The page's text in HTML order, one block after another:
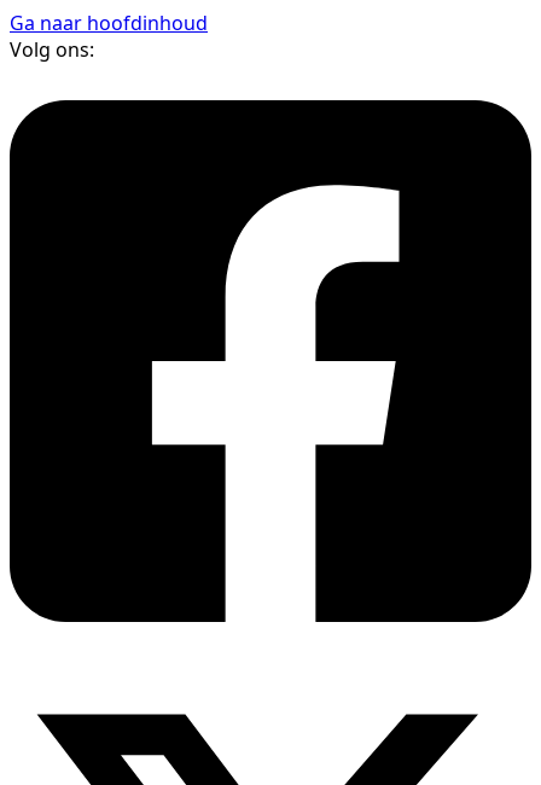
Ga naar hoofdinhoud
Volg ons: